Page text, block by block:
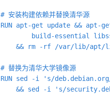
# 安装构建依赖并替换清华源
RUN apt-get update &&
build-essential
&& rm -rf /var/lib/apt/
# 替换为清华大学镜像源
RUN sed -i 's/
&& sed -i 's/